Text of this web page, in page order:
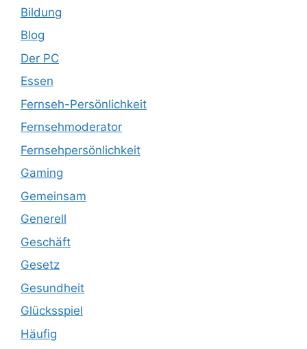
Bildung
Blog
Der PC
Essen
Fernseh-Persönlichkeit
Fernsehmoderator
Fernsehpersönlichkeit
Gaming
Gemeinsam
Generell
Geschäft
Gesetz
Gesundheit
Glücksspiel
Häufig